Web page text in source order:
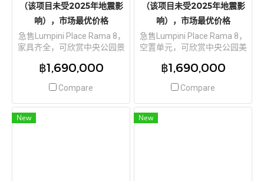
（该项目未受2025年地震影
响），市场最优价格
急售Lumpini Place Rama 8，
家具齐全，可欣赏中央公园景
项目未受2025年地震影响），
฿1,690,000
Compare
（该项目未受2025年地震影
响），市场最优价格
急售Lumpini Place Rama 8，
空置单元，可欣赏中央公园美
项目未受2025年地震影响），
฿1,690,000
Compare
New New